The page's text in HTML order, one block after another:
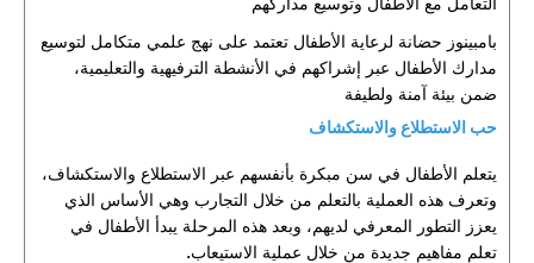
بامبينوز حضانة لرعاية الأطفال تعتمد على نهج علمي متكامل لتوسيع
مدارك الأطفال عبر إشراكهم في الأنشطة الترفيهية والتعليمية،
ضمن بيئة آمنة ولطيفة
حب الاستطلاع والاستكشاف
يتعلم الأطفال في سن مبكرة بأنفسهم عبر الاستطلاع والاستكشاف،
وتعرف هذه العملية بالتعلم من خلال التجارب وهي الأساس الذي
يعزز التطور المعرفي لديهم، وبعد هذه المرحلة يبدأ الأطفال في
تعلم مفاهيم جديدة من خلال عملية الاستيعاب.